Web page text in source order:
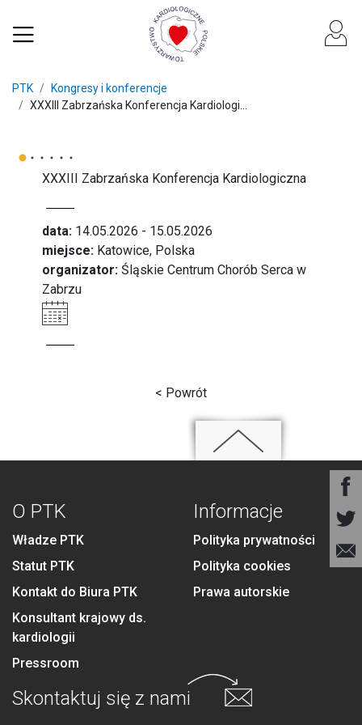
PTK
Kongresy i konferencje
XXXIII Zabrzańska Konferencja Kardiologi...
XXXIII Zabrzańska Konferencja Kardiologiczna
data: 14.05.2026 - 15.05.2026
miejsce: Katowice, Polska
organizator: Śląskie Centrum Chorób Serca w
Zabrzu
< Powrót
O PTK
Władze PTK
Statut PTK
Kontakt do Biura PTK
Konsultant krajowy ds.
kardiologii
Pressroom
Informacje
Polityka prywatności
Polityka cookies
Prawa autorskie
Skontaktuj się z nami